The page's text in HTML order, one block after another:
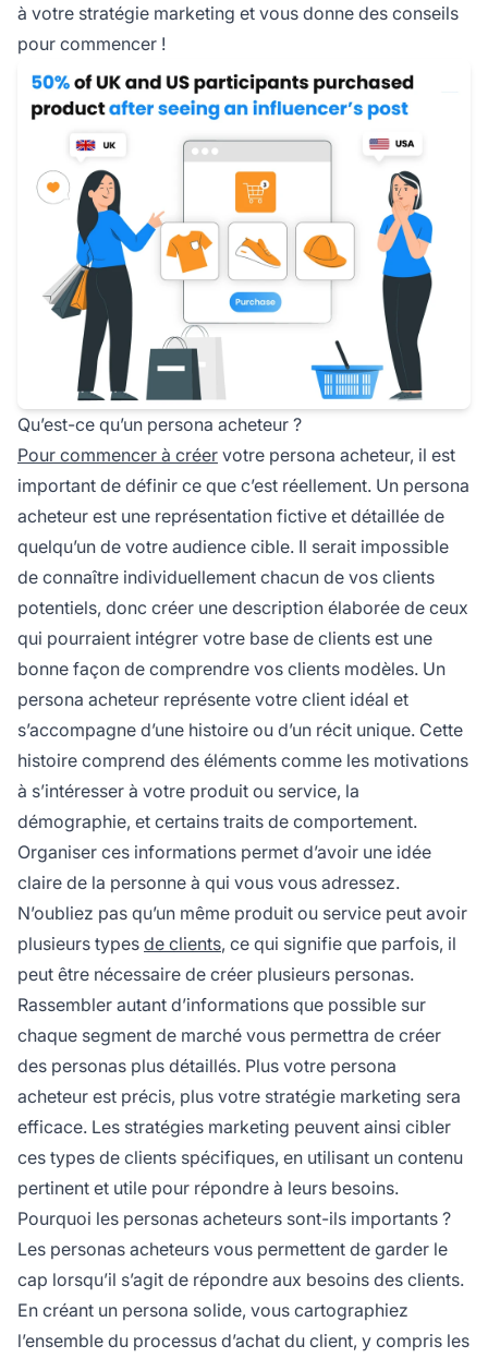
à votre stratégie marketing et vous donne des conseils
pour commencer !
Qu’est-ce qu’un persona acheteur ?
Pour commencer à créer votre persona acheteur, il est
important de définir ce que c’est réellement. Un persona
acheteur est une représentation fictive et détaillée de
quelqu’un de votre audience cible. Il serait impossible
de connaître individuellement chacun de vos clients
potentiels, donc créer une description élaborée de ceux
qui pourraient intégrer votre base de clients est une
bonne façon de comprendre vos clients modèles. Un
persona acheteur représente votre client idéal et
s’accompagne d’une histoire ou d’un récit unique. Cette
histoire comprend des éléments comme les motivations
à s’intéresser à votre produit ou service, la
démographie, et certains traits de comportement.
Organiser ces informations permet d’avoir une idée
claire de la personne à qui vous vous adressez.
N’oubliez pas qu’un même produit ou service peut avoir
plusieurs types de clients, ce qui signifie que parfois, il
peut être nécessaire de créer plusieurs personas.
Rassembler autant d’informations que possible sur
chaque segment de marché vous permettra de créer
des personas plus détaillés. Plus votre persona
acheteur est précis, plus votre stratégie marketing sera
efficace. Les stratégies marketing peuvent ainsi cibler
ces types de clients spécifiques, en utilisant un contenu
pertinent et utile pour répondre à leurs besoins.
Pourquoi les personas acheteurs sont-ils importants ?
Les personas acheteurs vous permettent de garder le
cap lorsqu’il s’agit de répondre aux besoins des clients.
En créant un persona solide, vous cartographiez
l’ensemble du processus d’achat du client, y compris les